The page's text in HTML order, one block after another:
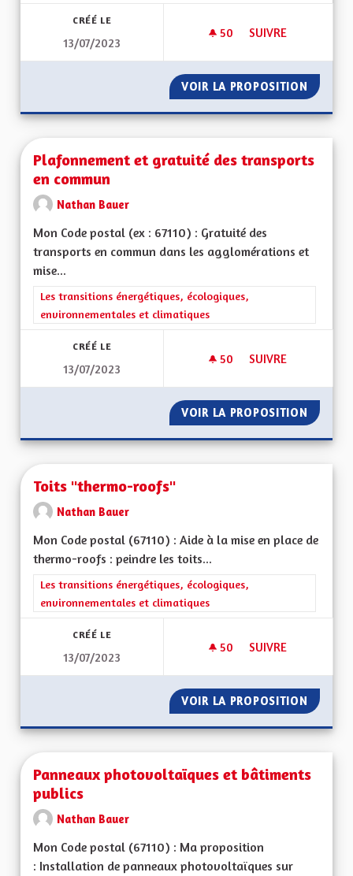
CRÉÉ LE
13/07/2023
50 50 ABONNÉS
SUIVRE
VOIR LA PROPOSITION
Plafonnement et gratuité des transports
en commun
Nathan Bauer
Mon Code postal (ex : 67110) : Gratuité des
transports en commun dans les agglomérations et
mise...
Filtrer les résultats de la catégorie : Les transitions
Les transitions énergétiques, écologiques,
environnementales et climatiques
CRÉÉ LE
13/07/2023
50 50 ABONNÉS
SUIVRE
VOIR LA PROPOSITION
Toits "thermo-roofs"
Nathan Bauer
Mon Code postal (67110) : Aide à la mise en place de
thermo-roofs : peindre les toits...
Filtrer les résultats de la catégorie : Les transitions
Les transitions énergétiques, écologiques,
environnementales et climatiques
CRÉÉ LE
13/07/2023
50 50 ABONNÉS
SUIVRE
VOIR LA PROPOSITION TOITS
Panneaux photovoltaïques et bâtiments
publics
Nathan Bauer
Mon Code postal (67110) : Ma proposition
: Installation de panneaux photovoltaïques sur